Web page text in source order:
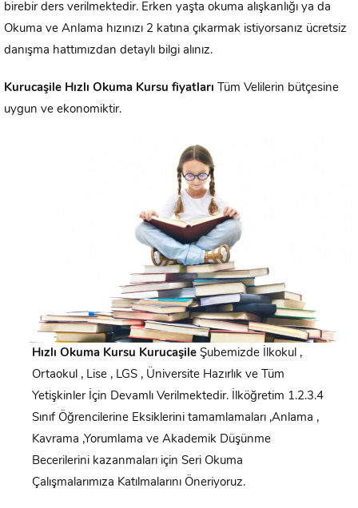
birebir ders verilmektedir. Erken yaşta okuma alışkanlığı ya da
Okuma ve Anlama hızınızı 2 katına çıkarmak istiyorsanız ücretsiz
danışma hattımızdan detaylı bilgi alınız.
Kurucaşile Hızlı Okuma Kursu fiyatları Tüm Velilerin bütçesine
uygun ve ekonomiktir.
Hızlı Okuma Kursu KurucaşileŞubemizde İlkokul ,
Ortaokul , Lise , LGS , Üniversite Hazırlık ve Tüm
Yetişkinler İçin Devamlı Verilmektedir. İlköğretim 1.2.3.4
Sınıf Öğrencilerine Eksiklerini tamamlamaları ,Anlama ,
Kavrama ,Yorumlama ve Akademik Düşünme
Becerilerini kazanmaları için Seri Okuma
Çalışmalarımıza Katılmalarını Öneriyoruz.